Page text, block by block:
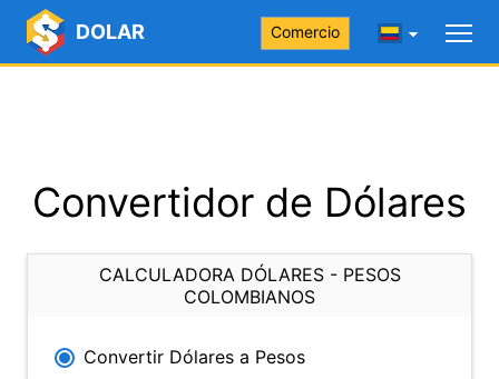
DOLAR Comercio
Convertidor de Dólares
CALCULADORA DÓLARES - PESOS
COLOMBIANOS
Convertir Dólares a Pesos